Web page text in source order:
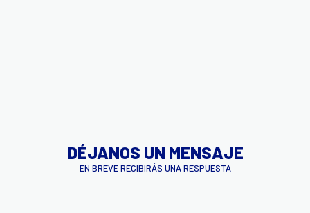
DÉJANOS UN MENSAJE
EN BREVE RECIBIRÁS UNA RESPUESTA